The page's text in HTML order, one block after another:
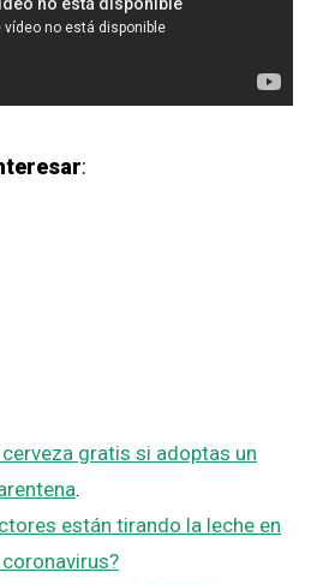
:
gratis si adoptas un
.
están tirando la leche en